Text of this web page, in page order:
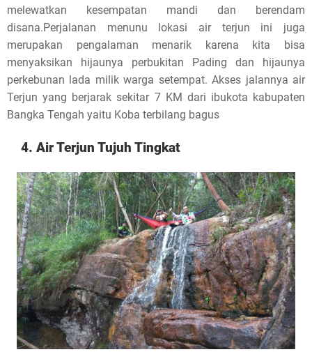
melewatkan kesempatan mandi dan berendam
disana.Perjalanan menunu lokasi air terjun ini juga
merupakan pengalaman menarik karena kita bisa
menyaksikan hijaunya perbukitan Pading dan hijaunya
perkebunan lada milik warga setempat. Akses jalannya air
Terjun yang berjarak sekitar 7 KM dari ibukota kabupaten
Bangka Tengah yaitu Koba terbilang bagus
4. Air Terjun Tujuh Tingkat